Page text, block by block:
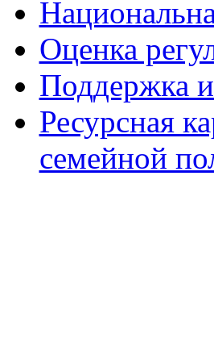
Оценка
Поддержка
Ресурсная
семейной